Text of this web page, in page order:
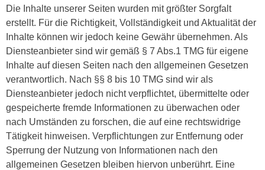
Die Inhalte unserer Seiten wurden mit größter Sorgfalt
erstellt. Für die Richtigkeit, Vollständigkeit und Aktualität der
Inhalte können wir jedoch keine Gewähr übernehmen. Als
Diensteanbieter sind wir gemäß § 7 Abs.1 TMG für eigene
Inhalte auf diesen Seiten nach den allgemeinen Gesetzen
verantwortlich. Nach §§ 8 bis 10 TMG sind wir als
Diensteanbieter jedoch nicht verpflichtet, übermittelte oder
gespeicherte fremde Informationen zu überwachen oder
nach Umständen zu forschen, die auf eine rechtswidrige
Tätigkeit hinweisen. Verpflichtungen zur Entfernung oder
Sperrung der Nutzung von Informationen nach den
allgemeinen Gesetzen bleiben hiervon unberührt. Eine